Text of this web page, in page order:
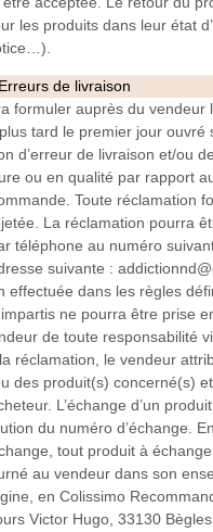
les produits dans leur état
de livraison
formuler auprès du vendeur
tard le premier jour ouvré
d’erreur de livraison et/ou
ou en qualité par rapport
Toute réclamation
La réclamation pourra
téléphone au numéro
suivante :
effectuée dans les règles
ne pourra être prise
de toute responsabilité
réclamation, le vendeur
des produit(s) concerné(s)
L’échange d’un
du numéro d’échange.
tout produit à
au vendeur dans son
en Colissimo
Victor Hugo, 33130